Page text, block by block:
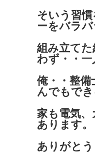
そいう習
ーをバラ
組み立て
わず・・
俺・・整
んでもで
家も電気
あります。
ありがと